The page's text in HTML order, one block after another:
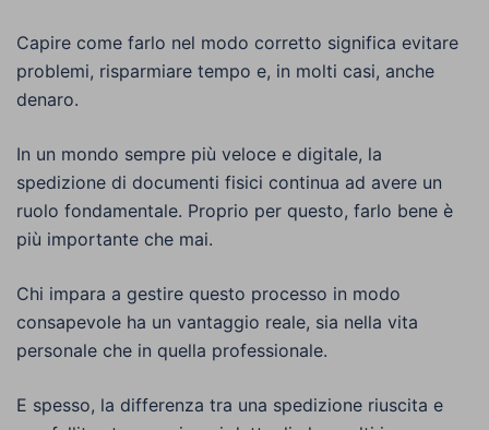
Capire come farlo nel modo corretto significa evitare
problemi, risparmiare tempo e, in molti casi, anche
denaro.
In un mondo sempre più veloce e digitale, la
spedizione di documenti fisici continua ad avere un
ruolo fondamentale. Proprio per questo, farlo bene è
più importante che mai.
Chi impara a gestire questo processo in modo
consapevole ha un vantaggio reale, sia nella vita
personale che in quella professionale.
E spesso, la differenza tra una spedizione riuscita e